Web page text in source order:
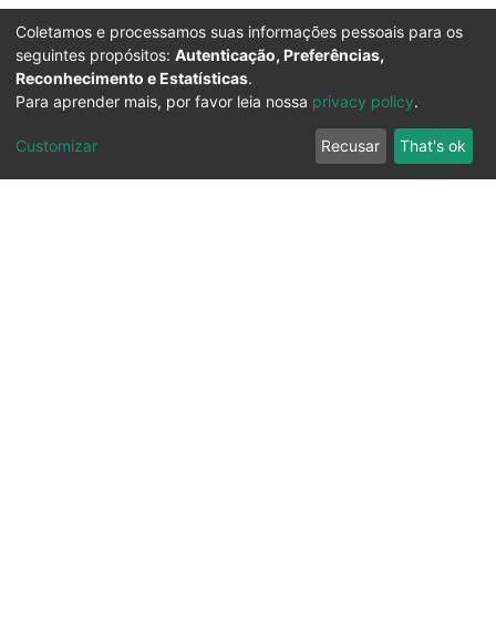
Coletamos e processamos suas informações pessoais para os
seguintes propósitos: Autenticação, Preferências,
Reconhecimento e Estatísticas.
Para aprender mais, por favor leia nossa privacy policy.
Customizar Recusar That's ok